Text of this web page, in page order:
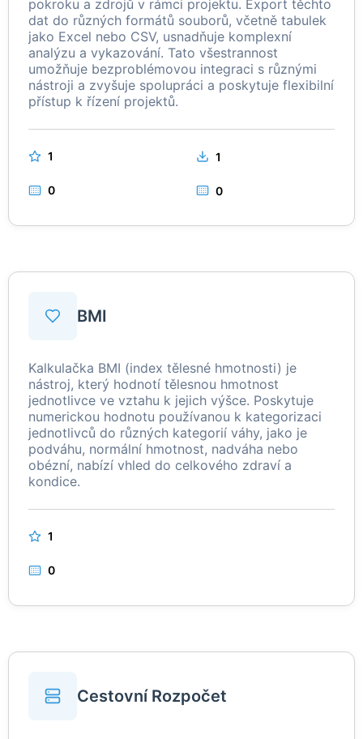
pokroku a zdrojů v rámci projektu. Export těchto
dat do různých formátů souborů, včetně tabulek
jako Excel nebo CSV, usnadňuje komplexní
analýzu a vykazování. Tato všestrannost
umožňuje bezproblémovou integraci s různými
nástroji a zvyšuje spolupráci a poskytuje flexibilní
přístup k řízení projektů.
1
0
1
0
BMI
Kalkulačka BMI (index tělesné hmotnosti) je
nástroj, který hodnotí tělesnou hmotnost
jednotlivce ve vztahu k jejich výšce. Poskytuje
numerickou hodnotu používanou k kategorizaci
jednotlivců do různých kategorií váhy, jako je
podváhu, normální hmotnost, nadváha nebo
obézní, nabízí vhled do celkového zdraví a
kondice.
1
0
Cestovní Rozpočet